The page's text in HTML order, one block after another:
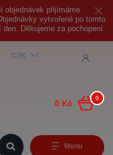
objednávek přijímáme
vytvořené po tomto
Děkujeme za pochopení.
Menu
CZK
0
0 Kč